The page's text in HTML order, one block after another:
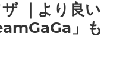
｜より良い
」も